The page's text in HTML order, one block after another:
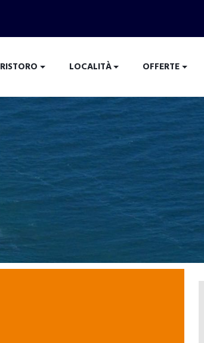
RISTORO LOCALITÀ OFFERTE